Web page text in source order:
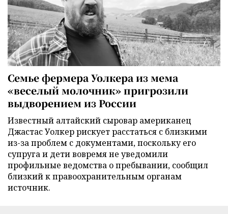
Семье фермера Уолкера из мема
«веселый молочник» пригрозили
выдворением из России
Известный алтайский сыровар американец
Джастас Уолкер рискует расстаться с близкими
из-за проблем с документами, поскольку его
супруга и дети вовремя не уведомили
профильные ведомства о пребывании, сообщил
близкий к правоохранительным органам
источник.